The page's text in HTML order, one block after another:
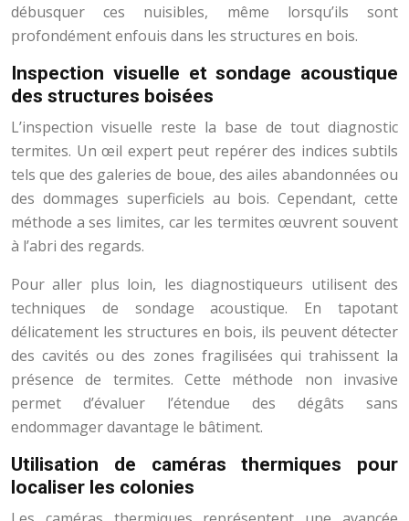
débusquer ces nuisibles, même lorsqu’ils sont
profondément enfouis dans les structures en bois.
Inspection visuelle et sondage acoustique
des structures boisées
L’inspection visuelle reste la base de tout diagnostic
termites. Un œil expert peut repérer des indices subtils
tels que des galeries de boue, des ailes abandonnées ou
des dommages superficiels au bois. Cependant, cette
méthode a ses limites, car les termites œuvrent souvent
à l’abri des regards.
Pour aller plus loin, les diagnostiqueurs utilisent des
techniques de sondage acoustique. En tapotant
délicatement les structures en bois, ils peuvent détecter
des cavités ou des zones fragilisées qui trahissent la
présence de termites. Cette méthode non invasive
permet d’évaluer l’étendue des dégâts sans
endommager davantage le bâtiment.
Utilisation de caméras thermiques pour
localiser les colonies